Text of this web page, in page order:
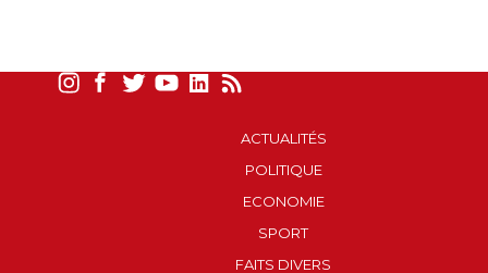
ACTUALITÉS
POLITIQUE
ECONOMIE
SPORT
FAITS DIVERS